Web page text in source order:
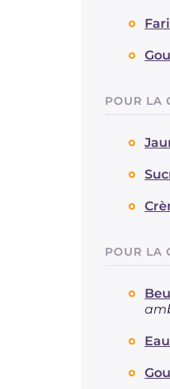
POUR LA
POUR LA
Eau